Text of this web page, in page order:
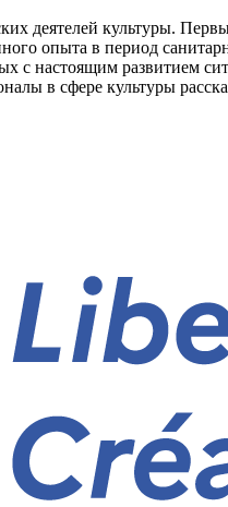
деятелей культуры.
опыта в период
с настоящим развитием
в сфере культуры